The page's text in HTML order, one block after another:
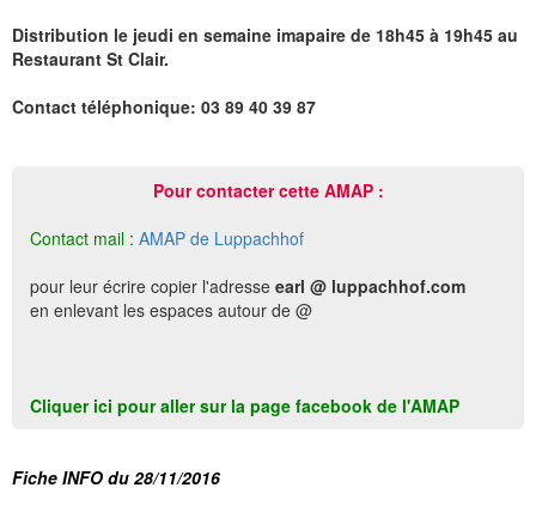
Distribution le jeudi en semaine imapaire de 18h45 à 19h45 au
Restaurant St Clair.
Contact téléphonique: 03 89 40 39 87
Pour contacter cette AMAP :
Contact mail : AMAP de Luppachhof
pour leur écrire copier l'adresse earl @ luppachhof.com
en enlevant les espaces autour de @
Cliquer ici pour aller sur la page facebook de l'AMAP
Fiche INFO du 28/11/2016